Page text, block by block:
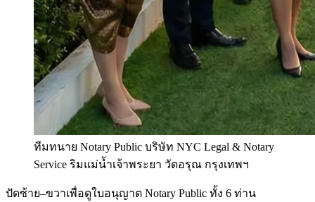
ทีมทนาย Notary Public บริษัท NYC Legal & Notary
Service ริมแม่น้ำเจ้าพระยา วัดอรุณ กรุงเทพฯ
ปัดซ้าย–ขวาเพื่อดูใบอนุญาต Notary Public ทั้ง 6 ท่าน